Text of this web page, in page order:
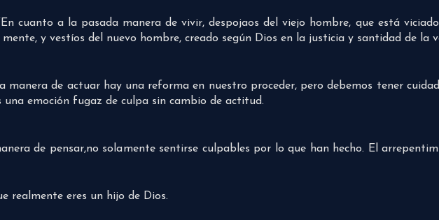
cuanto a la pasada manera de vivir, despojaos del viejo hombre, que está
y vestíos del nuevo hombre, creado según Dios en la justicia y santidad de la
de actuar hay una reforma en nuestro proceder, pero debemos tener
emoción fugaz de culpa sin cambio de actitud.
de pensar,no solamente sentirse culpables por lo que han hecho. El
realmente eres un hijo de Dios.